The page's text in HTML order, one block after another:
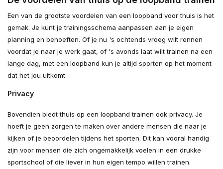
Een van de grootste voordelen van een loopband voor thuis is het
gemak. Je kunt je trainingsschema aanpassen aan je eigen
planning en behoeften. Of je nu 's ochtends vroeg wilt rennen
voordat je naar je werk gaat, of 's avonds laat wilt trainen na een
lange dag, met een loopband kun je altijd sporten op het moment
dat het jou uitkomt.
Privacy
Bovendien biedt thuis op een loopband trainen ook privacy. Je
hoeft je geen zorgen te maken over andere mensen die naar je
kijken of je beoordelen tijdens het sporten. Dit kan vooral handig
zijn voor mensen die zich ongemakkelijk voelen in een drukke
sportschool of die liever in hun eigen tempo willen trainen.